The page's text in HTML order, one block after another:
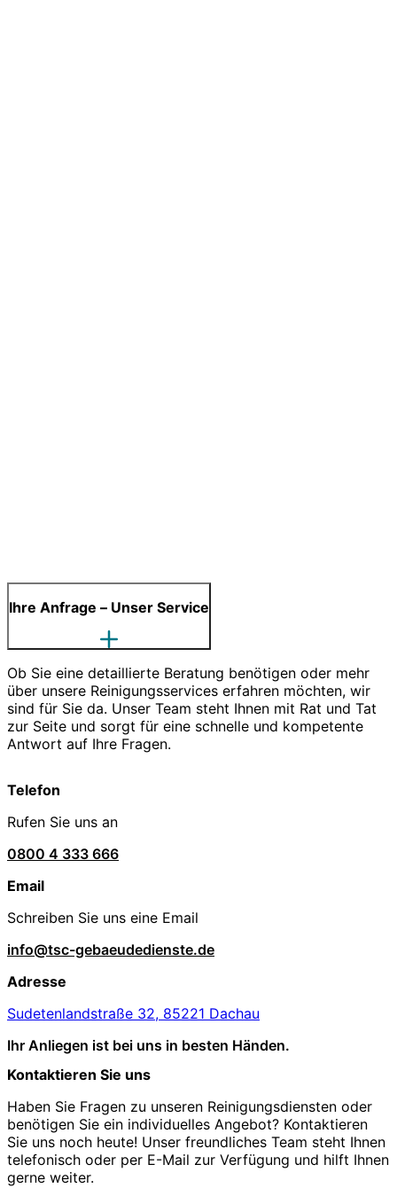
Ihre Anfrage – Unser Service
Ob Sie eine detaillierte Beratung benötigen oder mehr
über unsere Reinigungsservices erfahren möchten, wir
sind für Sie da. Unser Team steht Ihnen mit Rat und Tat
zur Seite und sorgt für eine schnelle und kompetente
Antwort auf Ihre Fragen.
Telefon
Rufen Sie uns an
0800 4 333 666
Email
Schreiben Sie uns eine Email
info@tsc-gebaeudedienste.de
Adresse
Sudetenlandstraße 32, 85221 Dachau
Ihr Anliegen ist bei uns in besten Händen.
Kontaktieren Sie uns
Haben Sie Fragen zu unseren Reinigungsdiensten oder
benötigen Sie ein individuelles Angebot? Kontaktieren
Sie uns noch heute! Unser freundliches Team steht Ihnen
telefonisch oder per E-Mail zur Verfügung und hilft Ihnen
gerne weiter.